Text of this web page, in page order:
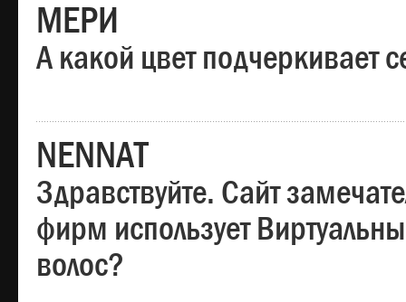
МЕРИ
А какой цвет подчеркивает
NENNAT
Здравствуйте. Сайт
фирм использует
волос?